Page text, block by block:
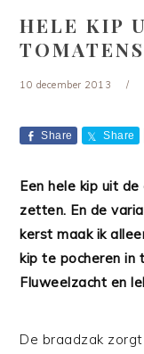
HELE KIP
10 december 2013
Share Share
Een hele kip uit
zetten. En de
kerst maak ik
kip te pocheren in
Fluweelzacht en
De braadzak